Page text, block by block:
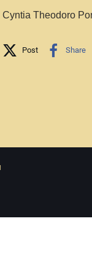
Cyntia Theodoro
Share on
Post Share